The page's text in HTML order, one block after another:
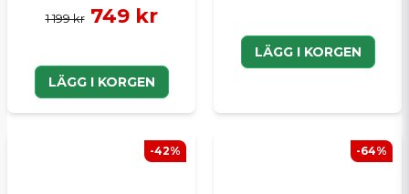
1 199 kr 749 kr
LÄGG I KORGEN
LÄGG I KORGEN
-42% -64%